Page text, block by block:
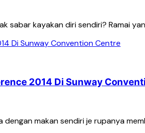
sabar kayakan diri sendiri? Ramai
2014 Di Sunway
dengan makan sendiri je rupanya